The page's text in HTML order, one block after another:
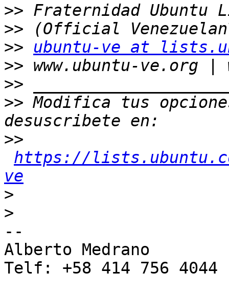
>>
>>
>>
ubuntu-ve at
>>
>>
>> Modifica tus
>>
https://
ve
>
>
--
Alberto Medrano
Telf: +58 414 756 4044